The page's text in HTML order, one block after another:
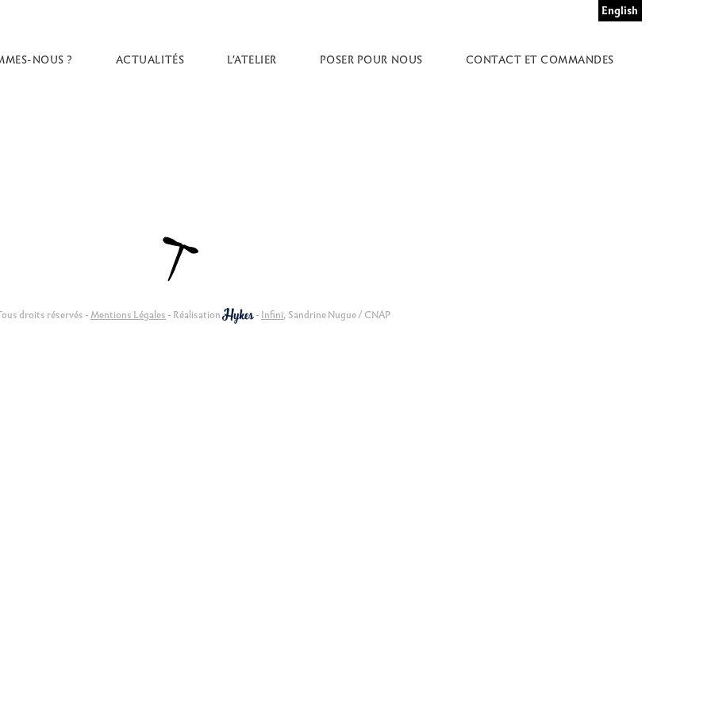
English
NOUS ? ACTUALITÉS L’ATELIER POSER POUR NOUS CONTACT ET COMMANDES
droits réservés -Mentions Légales - Réalisation - Infini, Sandrine Nugue / CNAP